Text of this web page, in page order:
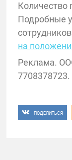
Количество
Подробные
на
Реклама.
ПОДЕЛИТЬСЯ